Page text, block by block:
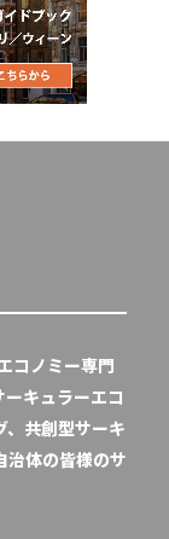
コノミー専門
キュラーエコ
、共創型サーキ
治体の皆様のサ